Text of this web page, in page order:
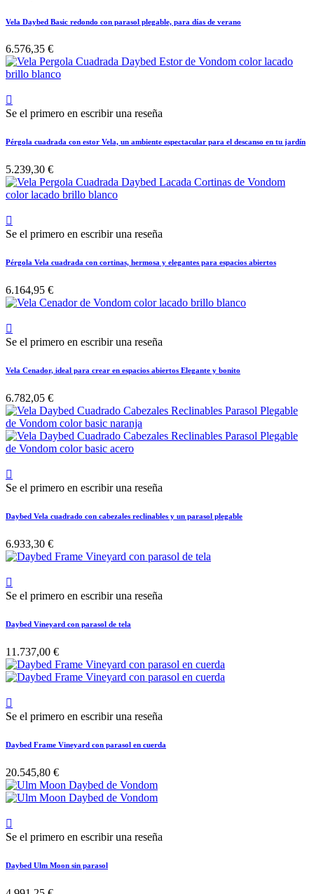
Vela Daybed Basic redondo con parasol plegable, para días de verano
6.576,35 €

Se el primero en escribir una reseña
Pérgola cuadrada con estor Vela, un ambiente espectacular para el descanso en tu jardín
5.239,30 €

Se el primero en escribir una reseña
Pérgola Vela cuadrada con cortinas, hermosa y elegantes para espacios abiertos
6.164,95 €

Se el primero en escribir una reseña
Vela Cenador, ideal para crear en espacios abiertos Elegante y bonito
6.782,05 €

Se el primero en escribir una reseña
Daybed Vela cuadrado con cabezales reclinables y un parasol plegable
6.933,30 €

Se el primero en escribir una reseña
Daybed Vineyard con parasol de tela
11.737,00 €

Se el primero en escribir una reseña
Daybed Frame Vineyard con parasol en cuerda
20.545,80 €

Se el primero en escribir una reseña
Daybed Ulm Moon sin parasol